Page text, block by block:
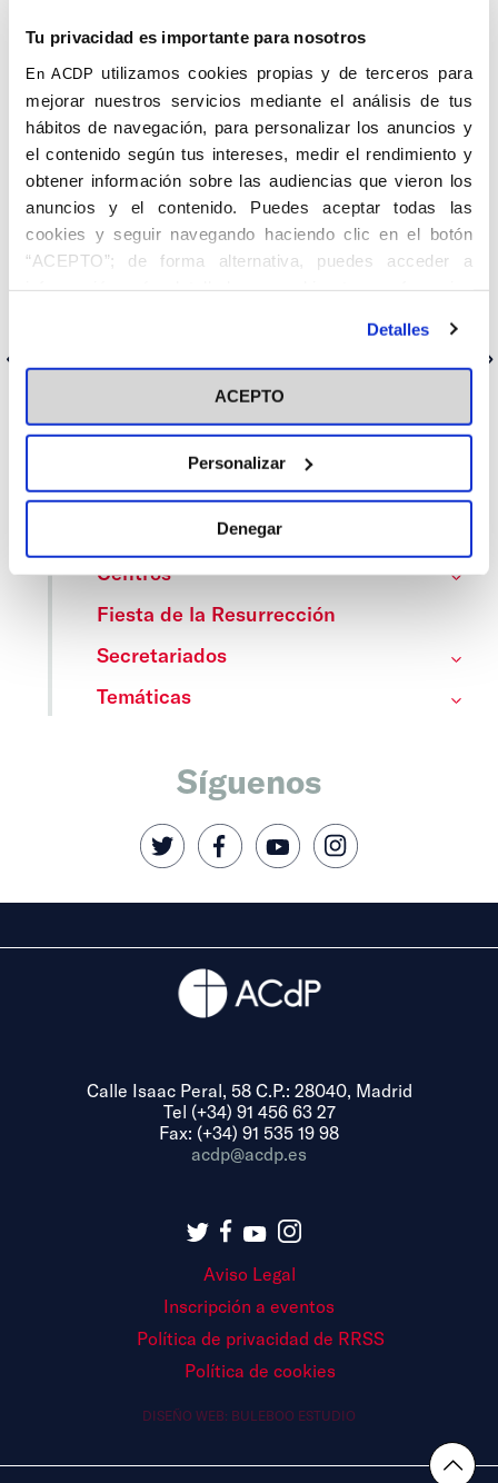
Tu privacidad es importante para nosotros
En ACDP utilizamos cookies propias y de terceros para
mejorar nuestros servicios mediante el análisis de tus
hábitos de navegación, para personalizar los anuncios y
el contenido según tus intereses, medir el rendimiento y
obtener información sobre las audiencias que vieron los
anuncios y el contenido. Puedes aceptar todas las
cookies y seguir navegando haciendo clic en el botón
“ACEPTO”; de forma alternativa, puedes acceder a
información más detallada y cambiar tus preferencias
en el botón "Personalizar". Para más información puedes
visitar nuestra Política de Cookies
Detalles
ACEPTO
Personalizar
Denegar
deseada, de buen trato en las residencias y de una realidad
«ilógica»: el menosprecio a los ciudadanos mayores.
Categorías
Centros
Fiesta de la Resurrección
Secretariados
Temáticas
Síguenos
Calle Isaac Peral, 58 C.P.: 28040, Madrid
Tel (+34) 91 456 63 27
Fax: (+34) 91 535 19 98
acdp@acdp.es
Aviso Legal
Inscripción a eventos
Política de privacidad de RRSS
Política de cookies
DISEÑO WEB: BULEBOO ESTUDIO